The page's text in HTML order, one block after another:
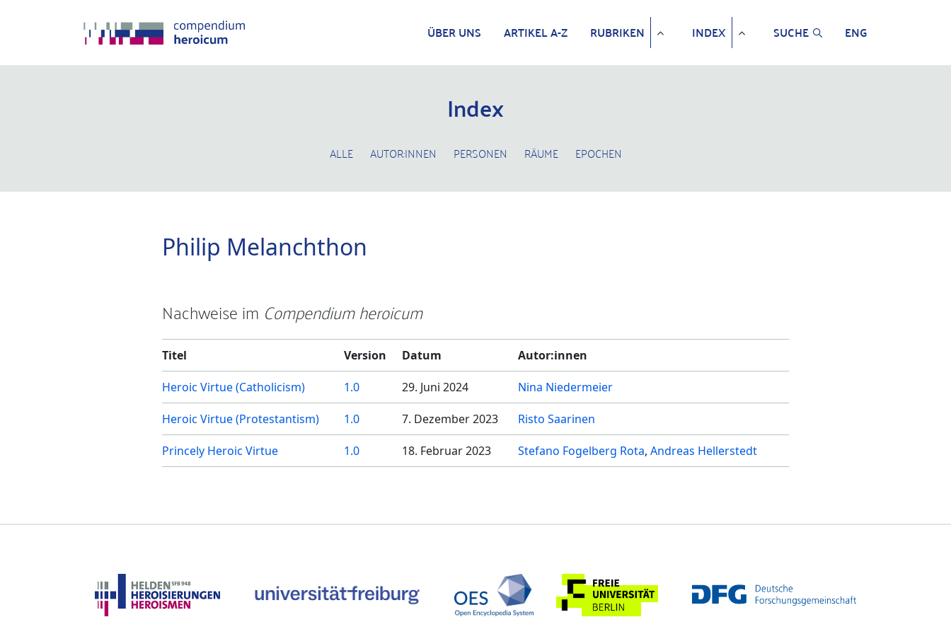
ÜBER UNS ARTIKEL A-Z RUBRIKEN INDEX SUCHE ENG
Index
ALLE AUTOR:INNEN PERSONEN RÄUME EPOCHEN
Philip Melanchthon
Nachweise im Compendium heroicum
Titel Version Datum Autor:innen
Heroic Virtue (Catholicism) 1.0 29. Juni 2024 Nina Niedermeier
Heroic Virtue (Protestantism) 1.0 7. Dezember 2023 Risto Saarinen
Princely Heroic Virtue 1.0 18. Februar 2023 Stefano Fogelberg Rota Andreas Hellerstedt